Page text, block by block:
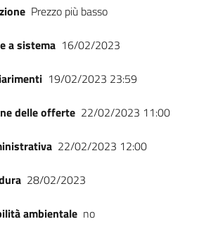
Prezzo più basso
a sistema 16/02/2023
19/02/2023 23:59
delle offerte 22/02/2023 11:00
22/02/2023 12:00
28/02/2023
ambientale no